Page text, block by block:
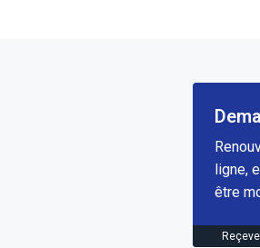
ligne,
être